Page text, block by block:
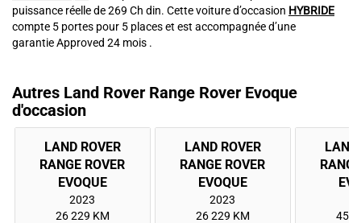
puissance réelle de 269 Ch din. Cette voiture d’occasion HYBRIDE
compte 5 portes pour 5 places et est accompagnée d’une
garantie Approved 24 mois .
Autres Land Rover Range Rover Evoque
d'occasion
LAND ROVER
RANGE ROVER
EVOQUE
2023
26 229 KM
LAND ROVER
RANGE ROVER
EVOQUE
2023
26 229 KM
LAND
45